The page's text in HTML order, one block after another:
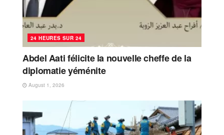
24 HEURES SUR 24
Abdel Aati félicite la nouvelle cheffe de la
diplomatie yéménite
August 1, 2026